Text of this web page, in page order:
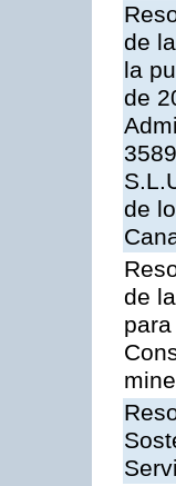
de
la
de
de
de